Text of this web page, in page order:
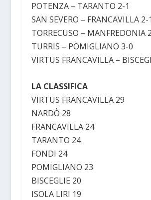
POTENZA – TARANTO 2-1
SAN SEVERO – FRANCAVILLA 2-1
TORRECUSO – MANFREDONIA
TURRIS – POMIGLIANO 3-0
VIRTUS FRANCAVILLA –
LA CLASSIFICA
VIRTUS FRANCAVILLA 29
NARDÒ 28
FRANCAVILLA 24
TARANTO 24
FONDI 24
POMIGLIANO 23
BISCEGLIE 20
ISOLA LIRI 19